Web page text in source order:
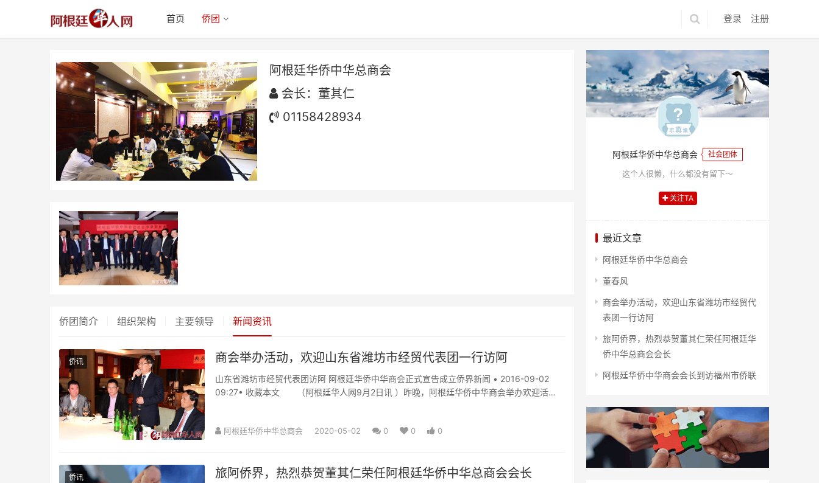
登录 注册
首页 侨团
阿根廷华侨中华总商会
会长：董其仁
01158428934
侨团简介 组织架构 主要领导 新闻资讯
阿根廷华侨中华总商会
侨讯 商会举办活动，欢迎山东省潍坊市经贸代表团一行访阿
山东省潍坊市经贸代表团访阿 阿根廷华侨中华商会正式宣告成立侨界新闻 • 2016-09-02
09:27• 收藏本文 （阿根廷华人网9月2日讯 ）昨晚，阿根廷华侨中华商会举办欢迎活
阿根廷华侨中华总商会 2020-05-02 0 0 0
侨讯 旅阿侨界，热烈恭贺董其仁荣任阿根廷华侨中华总商会会长
阿根廷华侨中华总商会 社会团体
这个人很懒，什么都没有留下～
关注TA
最近文章
阿根廷华侨中华总商会
董春风
商会举办活动，欢迎山东省潍坊市经贸代
表团一行访阿
旅阿侨界，热烈恭贺董其仁荣任阿根廷华
侨中华总商会会长
阿根廷华侨中华商会会长到访福州市侨联